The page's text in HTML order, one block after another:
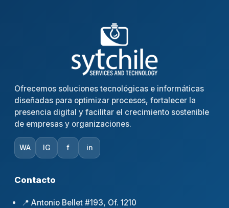
Ofrecemos soluciones tecnológicas e informáticas
diseñadas para optimizar procesos, fortalecer la
presencia digital y facilitar el crecimiento sostenible
de empresas y organizaciones.
WA IG f in
Contacto
📍 Antonio Bellet #193, Of. 1210